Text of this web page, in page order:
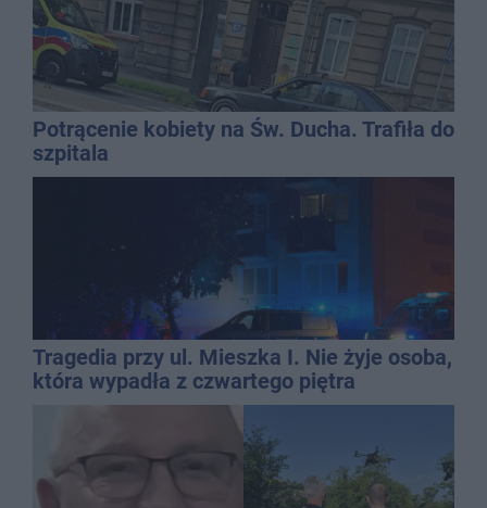
Potrącenie kobiety na Św. Ducha. Trafiła do
szpitala
Tragedia przy ul. Mieszka I. Nie żyje osoba,
która wypadła z czwartego piętra